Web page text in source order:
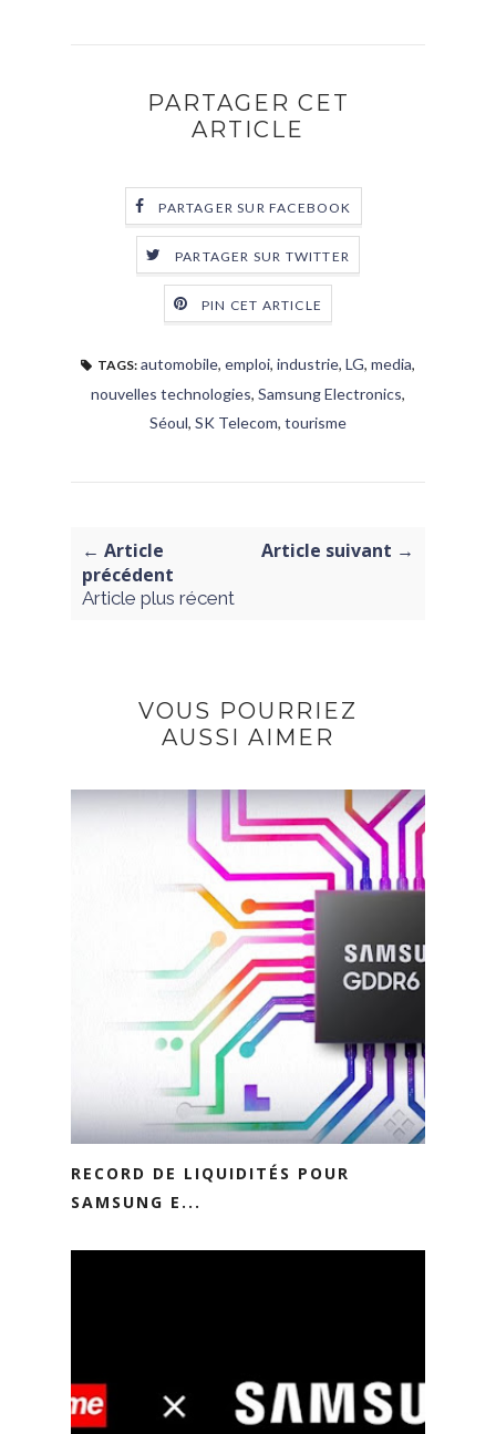
PARTAGER CET
ARTICLE
PARTAGER SUR FACEBOOK
PARTAGER SUR TWITTER
PIN CET ARTICLE
TAGS: automobile, emploi, industrie, LG, media,
nouvelles technologies, Samsung Electronics,
Séoul, SK Telecom, tourisme
← Article
précédent
Article plus récent
Article suivant →
VOUS POURRIEZ
AUSSI AIMER
RECORD DE LIQUIDITÉS POUR
SAMSUNG E...